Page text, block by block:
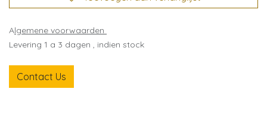
Algemene voorwaarden
Levering 1 a 3 dagen , indien stock
Contact Us